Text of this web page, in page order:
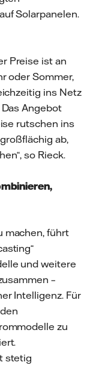
Solarpanelen.
Preise ist an
oder Sommer,
ins Netz
Angebot
rutschen ins
ab,
so Rieck.
machen, führt
und weitere
–
Intelligenz. Für
zu
stetig